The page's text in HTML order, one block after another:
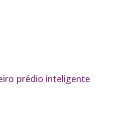
prédio inteligente